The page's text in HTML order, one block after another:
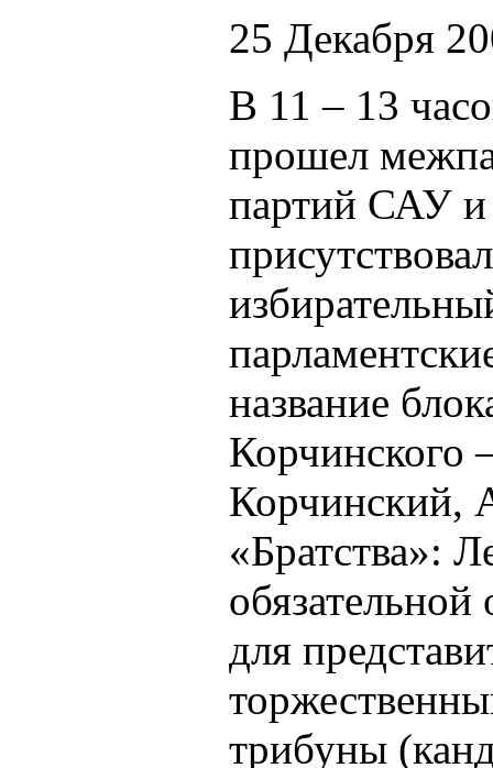
25 Декабря
В 11 – 13
прошел
партий САУ и
название
Корчинского
Корчинский,
«Братства»:
для
трибуны